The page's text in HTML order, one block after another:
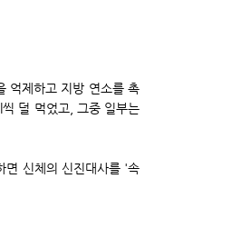
억제하고 지방 연소를 촉
덜 먹었고, 그중 일부는
면 신체의 신진대사를 '속